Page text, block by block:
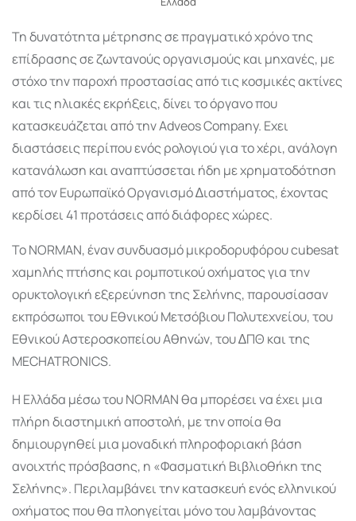
Τη δυνατότητα µέτρησης σε πραγµατικό χρόνο της
επίδρασης σε ζωντανούς οργανισµούς και µηχανές, µε
στόχο την παροχή προστασίας από τις κοσµικές ακτίνες
και τις ηλιακές εκρήξεις, δίνει το όργανο που
κατασκευάζεται από την Adveos Company. Εχει
διαστάσεις περίπου ενός ρολογιού για το χέρι, ανάλογη
κατανάλωση και αναπτύσσεται ήδη µε χρηµατοδότηση
από τον Ευρωπαϊκό Οργανισµό ∆ιαστήµατος, έχοντας
κερδίσει 41 προτάσεις από διάφορες χώρες.
Το NORMAN, έναν συνδυασµό µικροδορυφόρου cubesat
χαµηλής πτήσης και ροµποτικού οχήµατος για την
ορυκτολογική εξερεύνηση της Σελήνης, παρουσίασαν
εκπρόσωποι του Εθνικού Μετσόβιου Πολυτεχνείου, του
Εθνικού Αστεροσκοπείου Αθηνών, του ∆ΠΘ και της
MECHATRONICS.
Η Ελλάδα µέσω του NORMAN θα µπορέσει να έχει µια
πλήρη διαστηµική αποστολή, µε την οποία θα
δηµιουργηθεί µια µοναδική πληροφοριακή βάση
ανοιχτής πρόσβασης, η «Φασµατική Βιβλιοθήκη της
Σελήνης». Περιλαµβάνει την κατασκευή ενός ελληνικού
οχήµατος που θα πλοηγείται µόνο του λαµβάνοντας